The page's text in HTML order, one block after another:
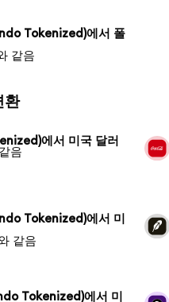
Tokenized)에서 폴
같음
환
에서 미국 달러
음
Tokenized)에서 미
같음
Tokenized)에서 미